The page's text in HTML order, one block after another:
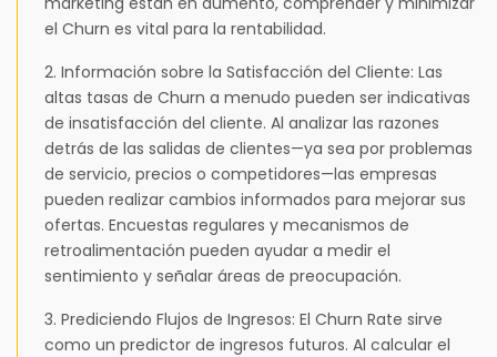
el Churn es vital para la rentabilidad.
2. Información sobre la Satisfacción del Cliente: Las
altas tasas de Churn a menudo pueden ser indicativas
de insatisfacción del cliente. Al analizar las razones
detrás de las salidas de clientes—ya sea por problemas
de servicio, precios o competidores—las empresas
pueden realizar cambios informados para mejorar sus
ofertas. Encuestas regulares y mecanismos de
retroalimentación pueden ayudar a medir el
sentimiento y señalar áreas de preocupación.
3. Prediciendo Flujos de Ingresos: El Churn Rate sirve
como un predictor de ingresos futuros. Al calcular el